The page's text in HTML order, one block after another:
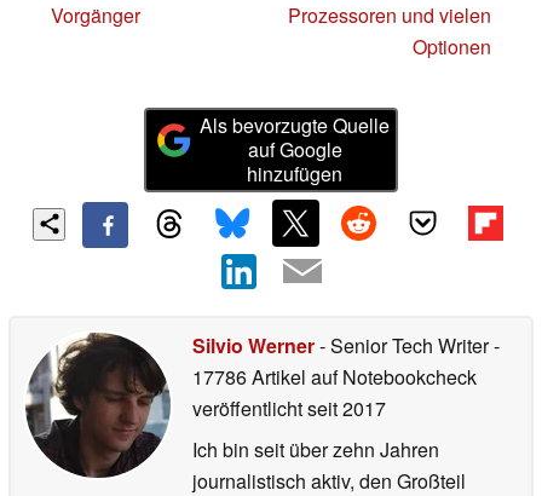
Vorgänger
Prozessoren und vielen
Optionen
Als bevorzugte Quelle
auf Google
hinzufügen
Silvio Werner- Senior Tech Writer-
17786 Artikel auf Notebookcheck
veröffentlichtseit 2017
Ich bin seit über zehn Jahren
journalistisch aktiv, den Großteil